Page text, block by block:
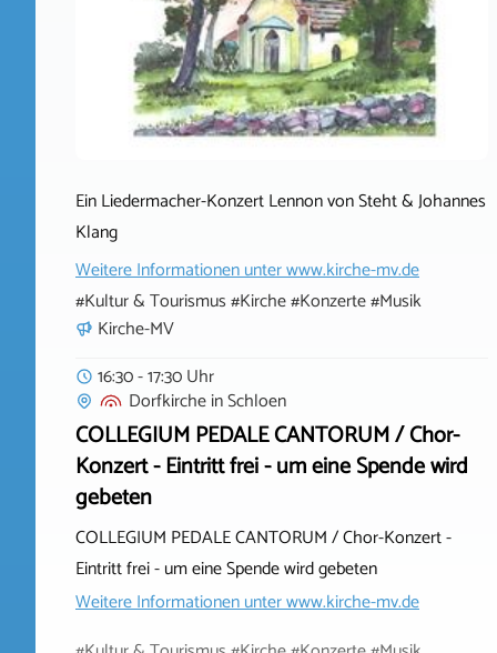
Ein Liedermacher-Konzert Lennon von Steht & Johannes
Klang
Weitere Informationen unterwww.kirche-mv.de
#Kultur & Tourismus #Kirche #Konzerte #Musik
Kirche-MV
16:30 - 17:30 Uhr
DorfkircheinSchloen
COLLEGIUM PEDALE CANTORUM / Chor-
Konzert - Eintritt frei - um eine Spende wird
gebeten
COLLEGIUM PEDALE CANTORUM / Chor-Konzert -
Eintritt frei - um eine Spende wird gebeten
Weitere Informationen unterwww.kirche-mv.de